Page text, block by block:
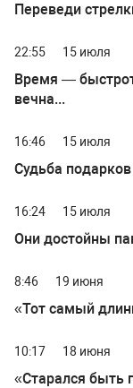
22:55 15 июля
Время — быстротечно,
вечна...
16:46 15 июля
16:24 15 июля
Они достойны
8:46 19 июня
«Тот самый
10:17 18 июня